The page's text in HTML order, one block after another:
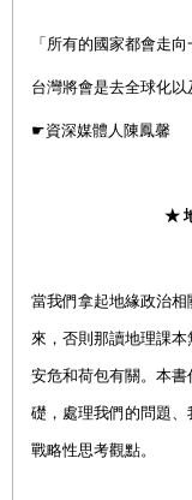
「所有的國家都會走
台灣將會是去全球化以
☛資深媒體人陳鳳馨
★
當我們拿起地緣政治
來，否則那讀地理課
安危和荷包有關。本
礎，處理我們的問題
戰略性思考觀點。